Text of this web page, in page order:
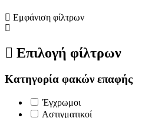
Εμφάνιση φίλτρων
Επιλογή φίλτρων
Κατηγορία φακών επαφής
Έγχρωμοι
Αστιγματικοί